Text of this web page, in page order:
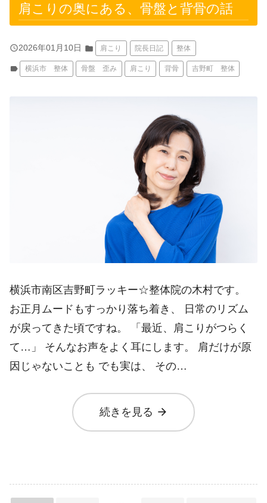
肩こりの奥にある、骨盤と背骨の話
query_builder2026年01月10日 folder 肩こり 院長日記 整体
label 横浜市 整体 骨盤 歪み 肩こり 背骨 吉野町 整体
横浜市南区吉野町ラッキー☆整体院の木村です。
お正月ムードもすっかり落ち着き、 日常のリズム
が戻ってきた頃ですね。 「最近、肩こりがつらく
て…」 そんなお声をよく耳にします。 肩だけが原
因じゃないことも でも実は、 その…
続きを見る arrow_forward
投